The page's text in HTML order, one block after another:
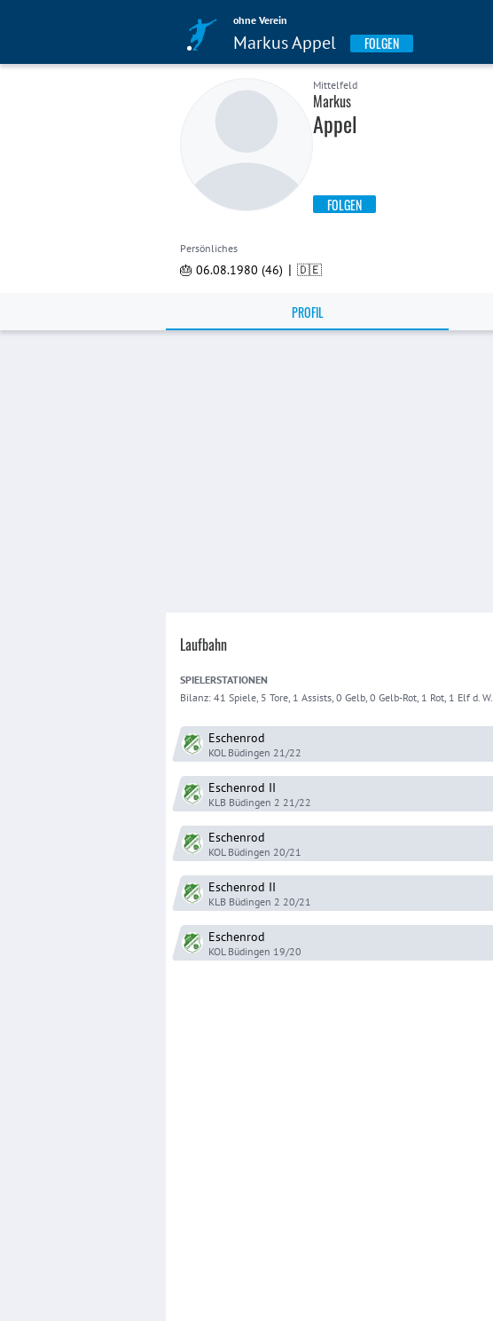
ohne Verein
Markus Appel FOLGEN
Mittelfeld
Markus
Appel
FOLGEN
Persönliches
🎂 06.08.1980 (46) | 🇩🇪
PROFIL
Laufbahn
SPIELERSTATIONEN
Bilanz: 41 Spiele, 5 Tore, 1 Assists, 0 Gelb, 0 Gelb-Rot, 1 Rot, 1 Elf d. W.
Eschenrod
KOL Büdingen 21/22
Eschenrod II
KLB Büdingen 2 21/22
Eschenrod
KOL Büdingen 20/21
Eschenrod II
KLB Büdingen 2 20/21
Eschenrod
KOL Büdingen 19/20